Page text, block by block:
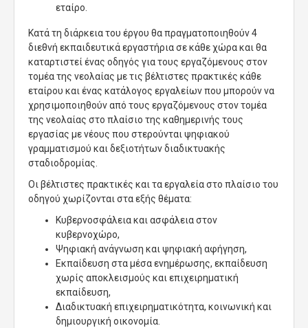
εταίρο.
Κατά τη διάρκεια του έργου θα πραγματοποιηθούν 4
διεθνή εκπαιδευτικά εργαστήρια σε κάθε χώρα και θα
καταρτιστεί ένας οδηγός για τους εργαζόμενους στον
τομέα της νεολαίας με τις βέλτιστες πρακτικές κάθε
εταίρου και ένας κατάλογος εργαλείων που μπορούν να
χρησιμοποιηθούν από τους εργαζόμενους στον τομέα
της νεολαίας στο πλαίσιο της καθημερινής τους
εργασίας με νέους που στερούνται ψηφιακού
γραμματισμού και δεξιοτήτων διαδικτυακής
σταδιοδρομίας.
Οι βέλτιστες πρακτικές και τα εργαλεία στο πλαίσιο του
οδηγού χωρίζονται στα εξής θέματα:
Κυβερνοσφάλεια και ασφάλεια στον
κυβερνοχώρο,
Ψηφιακή ανάγνωση και ψηφιακή αφήγηση,
Εκπαίδευση στα μέσα ενημέρωσης, εκπαίδευση
χωρίς αποκλεισμούς και επιχειρηματική
εκπαίδευση,
Διαδικτυακή επιχειρηματικότητα, κοινωνική και
δημιουργική οικονομία.